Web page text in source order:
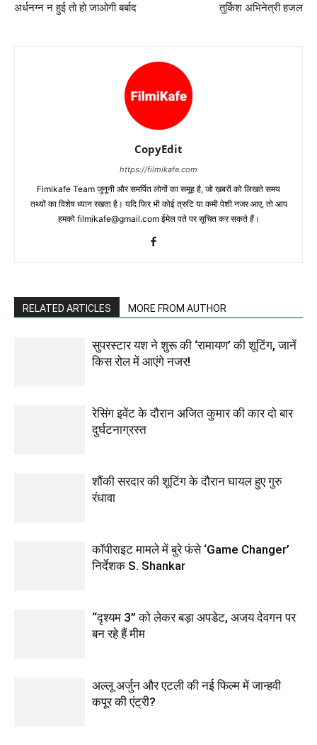
अर्धनग्न न हुई तो हो जाओगी बर्बाद
तुर्किश अभिनेत्री हजल
CopyEdit
https://filmikafe.com
Fimikafe Team जुनूनी और समर्पित लोगों का समूह है, जो ख़बरों को लिखते समय
तथ्‍यों का विशेष ध्‍यान रखता है। यदि फिर भी कोई त्रुटि या कमी पेशी नजर आए, तो आप
हमको filmikafe@gmail.com ईमेल पते पर सूचित कर सकते हैं।
RELATED ARTICLES MORE FROM AUTHOR
सुपरस्टार यश ने शुरू की ‘रामायण’ की शूटिंग, जानें
किस रोल में आएंगे नजर!
रेसिंग इवेंट के दौरान अजित कुमार की कार दो बार
दुर्घटनाग्रस्त
शौंकी सरदार की शूटिंग के दौरान घायल हुए गुरु
रंधावा
कॉपीराइट मामले में बुरे फंसे ‘Game Changer’
निर्देशक S. Shankar
“दृश्यम 3” को लेकर बड़ा अपडेट, अजय देवगन पर
बन रहे हैं मीम
अल्लू अर्जुन और एटली की नई फिल्म में जान्हवी
कपूर की एंट्री?